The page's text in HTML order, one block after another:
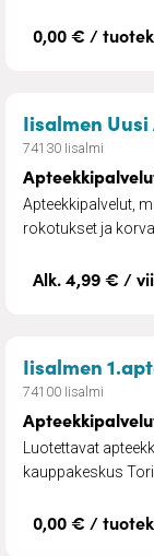
0,00 € /
Iisalmen
74130 Iisalmi
Apteekkipalvelut,
rokotukset ja
Alk. 4,99 € /
Iisalmen
74100 Iisalmi
Luotettavat
kauppakeskus
0,00 € /